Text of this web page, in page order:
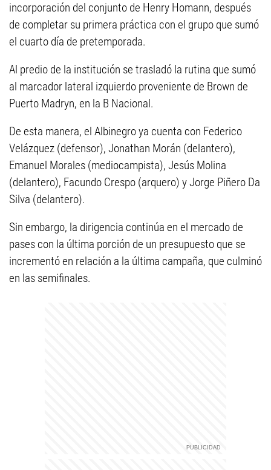
incorporación del conjunto de Henry Homann, después
de completar su primera práctica con el grupo que sumó
el cuarto día de pretemporada.
Al predio de la institución se trasladó la rutina que sumó
al marcador lateral izquierdo proveniente de Brown de
Puerto Madryn, en la B Nacional.
De esta manera, el Albinegro ya cuenta con Federico
Velázquez (defensor), Jonathan Morán (delantero),
Emanuel Morales (mediocampista), Jesús Molina
(delantero), Facundo Crespo (arquero) y Jorge Piñero Da
Silva (delantero).
Sin embargo, la dirigencia continúa en el mercado de
pases con la última porción de un presupuesto que se
incrementó en relación a la última campaña, que culminó
en las semifinales.